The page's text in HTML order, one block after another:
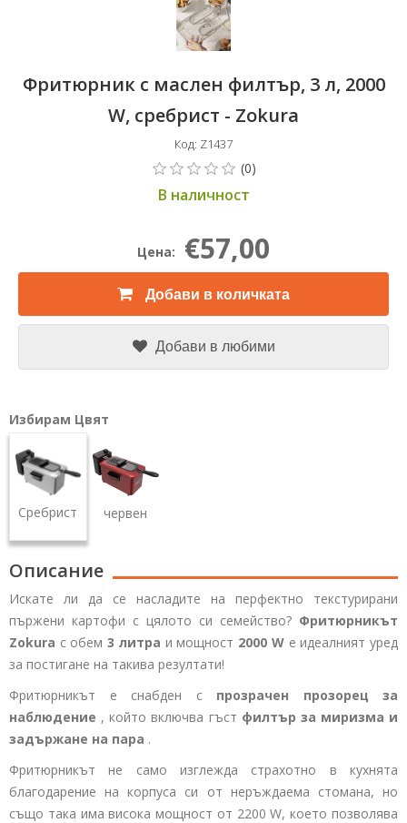
Фритюрник с маслен филтър, 3 л, 2000
W, сребрист - Zokura
Код: Z1437
В наличност
Цена: €57,00
Добави в количката
Добави в любими
Избирам Цвят
Сребрист червен
Описание
Искате ли да се насладите на перфектно текстурирани
пържени картофи с цялото си семейство? Фритюрникът
Zokura с обем3 литра и мощност 2000 Wе идеалният уред
за постигане на такива резултати!
Фритюрникът е снабден с прозрачен прозорец за
наблюдение , който включва гъст филтър за миризма и
задържане на пара .
Фритюрникът не само изглежда страхотно в кухнята
благодарение на корпуса си от неръждаема стомана, но
също така има висока мощност от 2200 W, което позволява